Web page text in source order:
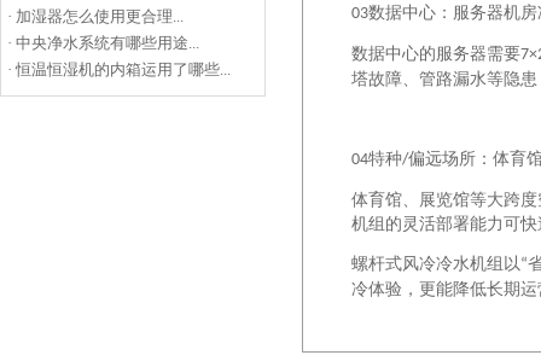
· 加湿器怎么使用更合理...
· 中央净水系统有哪些用途...
· 恒温恒湿机的内箱运用了哪些...
03数据中心：服务器机房
数据中心的服务器需要
塔故障、管路漏水等隐
04特种/偏远场所：体育
体育馆、展览馆等大跨
机组的灵活部署能力可
螺杆式风冷冷水机组以“
冷体验，更能降低长期